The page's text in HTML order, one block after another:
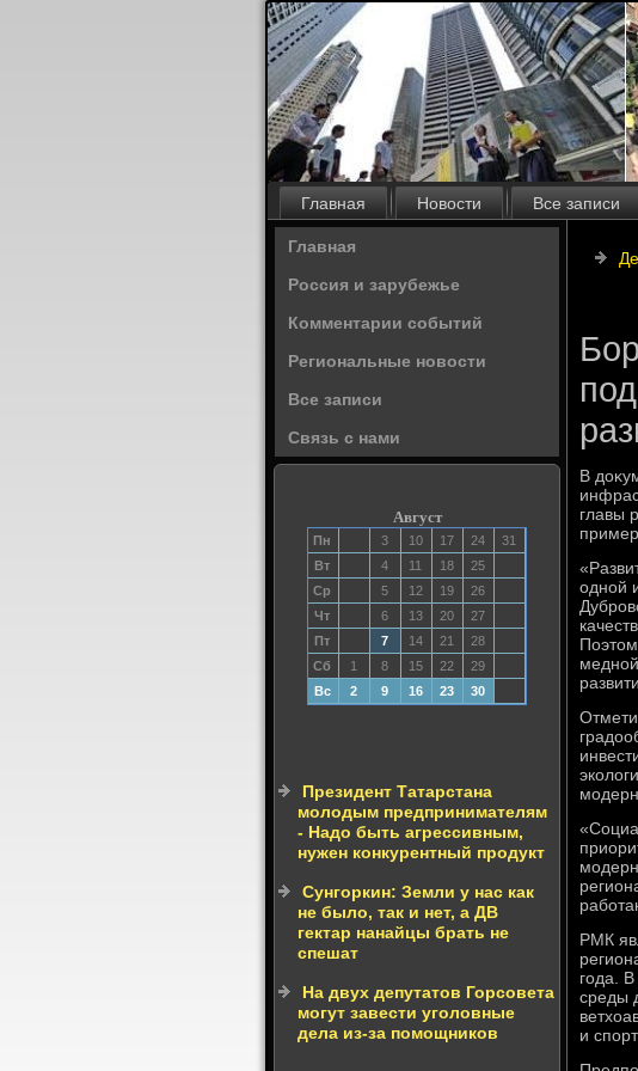
Главная Новости Все записи
Главная
Россия и зарубежье
Комментарии событий
Региональные новости
Все записи
Связь с нами
Август
Пн 3 10 17 24
31
Вт
4 11 18
25
Ср
5 12 19
26
Чт
6 13 20
27
Пт
7 14 21
28
Сб
1 8 15 22
29
Вс
2 9 16 23 30
Президент Татарстана
молодым предпринимателям
- Надо быть агрессивным,
нужен конкурентный продукт
Сунгоркин: Земли у нас как
не было, так и нет, а ДВ
гектар нанайцы брать не
спешат
На двух депутатов Горсовета
могут завести уголовные
дела из-за помощников
В
главы
одной
РМК
года.
среды
и